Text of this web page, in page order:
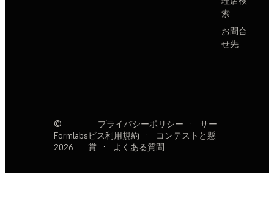
索
お問合
せ先
©
Formlabs
2026
プライバシーポリシー ·
サー
ビス利用規約
·
コンテストと懸
賞
· よくある質問